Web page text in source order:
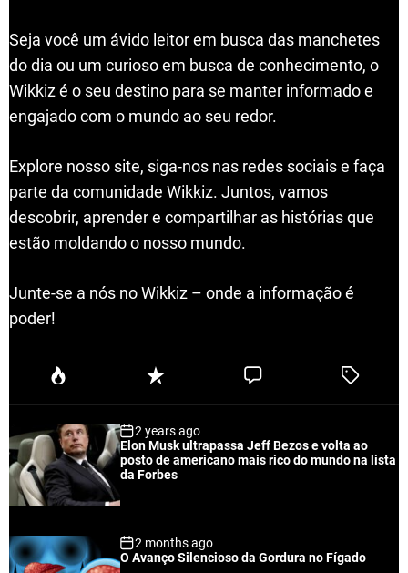
Seja você um ávido leitor em busca das manchetes
do dia ou um curioso em busca de conhecimento, o
Wikkiz é o seu destino para se manter informado e
engajado com o mundo ao seu redor.
Explore nosso site, siga-nos nas redes sociais e faça
parte da comunidade Wikkiz. Juntos, vamos
descobrir, aprender e compartilhar as histórias que
estão moldando o nosso mundo.
Junte-se a nós no Wikkiz – onde a informação é
poder!
P
u
a
r
R
e
n
t
C
e
T
e
2 years ago
Elon Musk ultrapassa Jeff Bezos e volta ao
posto de americano mais rico do mundo na lista
da Forbes
2 months ago
O Avanço Silencioso da Gordura no Fígado